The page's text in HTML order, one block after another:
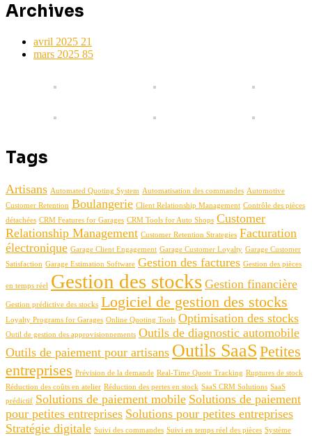
Archives
avril 2025 21
mars 2025 85
Tags
Artisans Automated Quoting System Automatisation des commandes Automotive
Customer Retention Boulangerie Client Relationship Management Contrôle des pièces
détachées CRM Features for Garages CRM Tools for Auto Shops Customer
Relationship Management Customer Retention Strategies Facturation
électronique Garage Client Engagement Garage Customer Loyalty Garage Customer
Satisfaction Garage Estimation Software Gestion des factures Gestion des pièces
en temps réel Gestion des stocks Gestion financière
Gestion prédictive des stocks Logiciel de gestion des stocks
Loyalty Programs for Garages Online Quoting Tools Optimisation des stocks
Outil de gestion des approvisionnements Outils de diagnostic automobile
Outils de paiement pour artisans Outils SaaS Petites
entreprises Prévision de la demande Real-Time Quote Tracking Ruptures de stock
Réduction des coûts en atelier Réduction des pertes en stock SaaS CRM Solutions SaaS
prédictif Solutions de paiement mobile Solutions de paiement
pour petites entreprises Solutions pour petites entreprises
Stratégie digitale Suivi des commandes Suivi en temps réel des pièces Système